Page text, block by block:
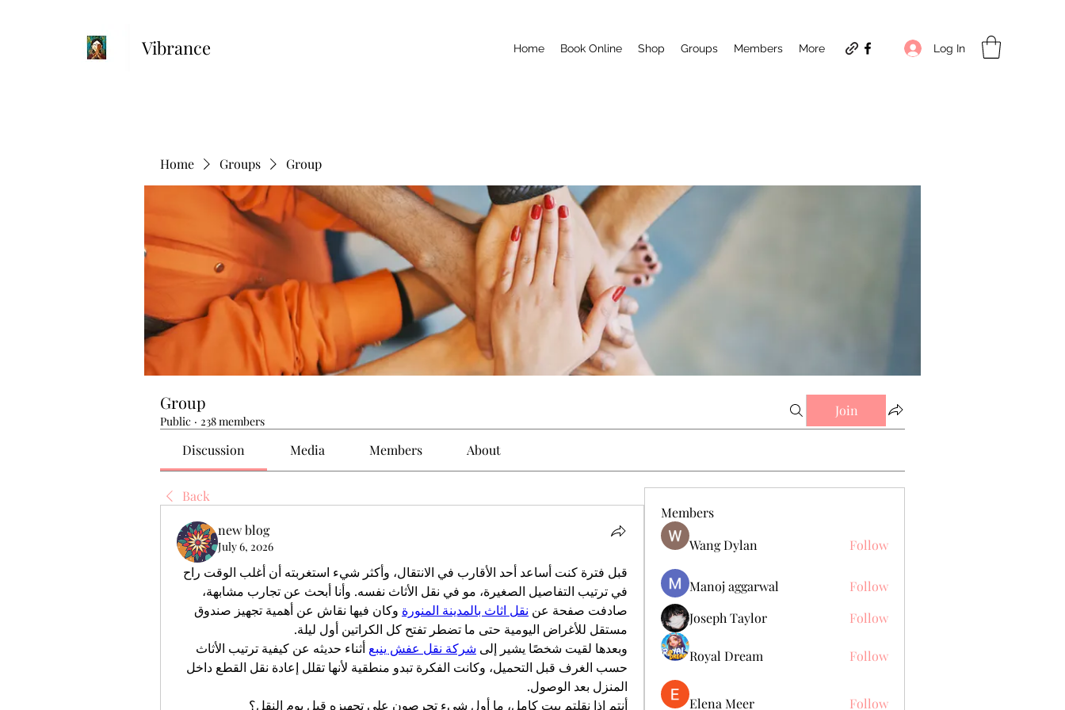
Vibrance Home Book Online Shop Groups Members More Log In
Home Groups Group
Group
Public · 238 members
Join
Discussion Media Members About
Back
new blog
July 6, 2026
صادفت صفحة عن نقل اثاث بالمدينة المنورة
مستقل للأغراض اليومية حتى ما تضطر تفتح كل الكراتين أول ليلة.
وبعدها لقيت شخصًا يشير إلى شركة نقل عفش ينبع
المنزل بعد الوصول.
أنتم إذا نقلتم بيت كامل، ما أول شيء تحرصون على تجهيزه قبل يوم النقل؟
Members
Wang Dylan
Follow
Manoj aggarwal
Follow
Joseph Taylor
Follow
Royal Dream Follow
Elena Meer
Follow